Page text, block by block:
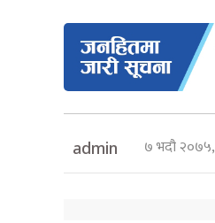
admin ७ भदौ २०७५,